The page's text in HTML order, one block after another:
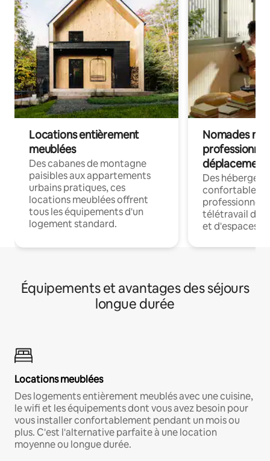
Locations entièrement
meublées
Des cabanes de montagne
paisibles aux appartements
urbains pratiques, ces
locations meublées offrent
tous les équipements d'un
logement standard.
Nomades
déplacement
Des
confortables
professionnels
télétravail
et d'espaces
Équipements et avantages des séjours
longue durée
Locations meublées
Des logements entièrement meublés avec une cuisine,
le wifi et les équipements dont vous avez besoin pour
vous installer confortablement pendant un mois ou
plus. C'est l'alternative parfaite à une location
moyenne ou longue durée.